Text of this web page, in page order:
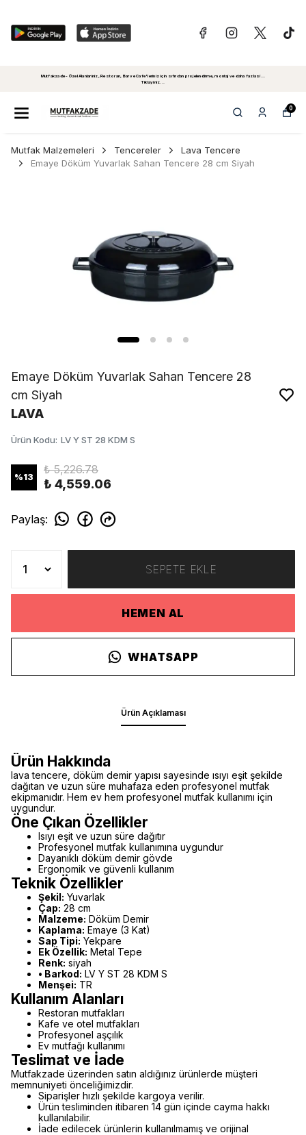
Mutfakzade - Özel Alanlariniz, Restoran, Bar ve Cafe'leriniz için sıfırdan projelendirme, montaj ve daha fazlasi...
Tiklayiniz...
0
Mutfak Malzemeleri Tencereler
Lava Tencere
Emaye Döküm Yuvarlak Sahan Tencere 28 cm Siyah
Emaye Döküm Yuvarlak Sahan Tencere 28
cm Siyah
LAVA
Ürün Kodu: LV Y ST 28 KDM S
%13
₺ 5,226.78
₺ 4,559.06
Paylaş:
SEPETE EKLE
HEMEN AL
WHATSAPP
Ürün Açıklaması
Ürün Hakkında
lava tencere, döküm demir yapısı sayesinde ısıyı eşit şekilde
dağıtan ve uzun süre muhafaza eden profesyonel mutfak
ekipmanıdır. Hem ev hem profesyonel mutfak kullanımı için
uygundur.
Öne Çıkan Özellikler
Isıyı eşit ve uzun süre dağıtır
Profesyonel mutfak kullanımına uygundur
Dayanıklı döküm demir gövde
Ergonomik ve güvenli kullanım
Teknik Özellikler
Şekil: Yuvarlak
Çap: 28 cm
Malzeme: Döküm Demir
Kaplama: Emaye (3 Kat)
Sap Tipi: Yekpare
Ek Özellik: Metal Tepe
Renk: siyah
• Barkod: LV Y ST 28 KDM S
Menşei: TR
Kullanım Alanları
Restoran mutfakları
Kafe ve otel mutfakları
Profesyonel aşçılık
Ev mutfağı kullanımı
Teslimat ve İade
Mutfakzade üzerinden satın aldığınız ürünlerde müşteri
memnuniyeti önceliğimizdir.
Siparişler hızlı şekilde kargoya verilir.
Ürün tesliminden itibaren 14 gün içinde cayma hakkı
kullanılabilir.
İade edilecek ürünlerin kullanılmamış ve orijinal